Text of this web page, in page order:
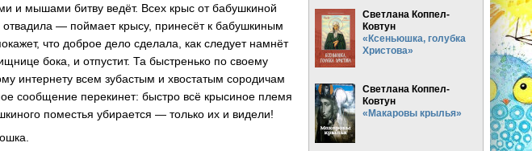
и мышами битву ведёт. Всех крыс от бабушкиной
отвадила — поймает крысу, принесёт к бабушкиным
что доброе дело сделала, как следует намнёт
бока, и отпустит. Та быстренько по своему
интернету всем зубастым и хвостатым сородичам
сообщение перекинет: быстро всё крысиное племя
поместья убирается — только их и видели!
Светлана Коппел-
Ковтун
«Ксеньюшка, голубка
Христова»
Светлана Коппел-
Ковтун
«Макаровы крылья»